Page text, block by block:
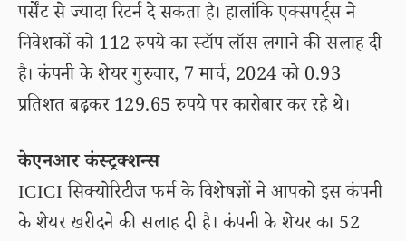
पर्सेंट से ज्यादा रिटर्न दे सकता है। हालांकि एक्सपर्ट्स ने
निवेशकों को 112 रुपये का स्टॉप लॉस लगाने की सलाह दी
है। कंपनी के शेयर गुरुवार, 7 मार्च, 2024 को 0.93
प्रतिशत बढ़कर 129.65 रुपये पर कारोबार कर रहे थे।
केएनआर कंस्ट्रक्शन्स
ICICI सिक्योरिटीज फर्म के विशेषज्ञों ने आपको इस कंपनी
के शेयर खरीदने की सलाह दी है। कंपनी के शेयर का 52